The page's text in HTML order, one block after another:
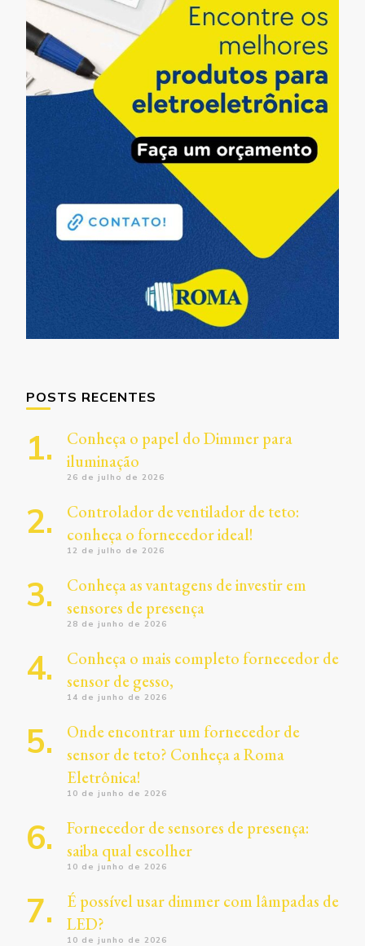
POSTS RECENTES
Conheça o papel do Dimmer para
iluminação
26 de julho de 2026
Controlador de ventilador de teto:
conheça o fornecedor ideal!
12 de julho de 2026
Conheça as vantagens de investir em
sensores de presença
28 de junho de 2026
Conheça o mais completo fornecedor de
sensor de gesso,
14 de junho de 2026
Onde encontrar um fornecedor de
sensor de teto? Conheça a Roma
Eletrônica!
10 de junho de 2026
Fornecedor de sensores de presença:
saiba qual escolher
10 de junho de 2026
É possível usar dimmer com lâmpadas de
LED?
10 de junho de 2026